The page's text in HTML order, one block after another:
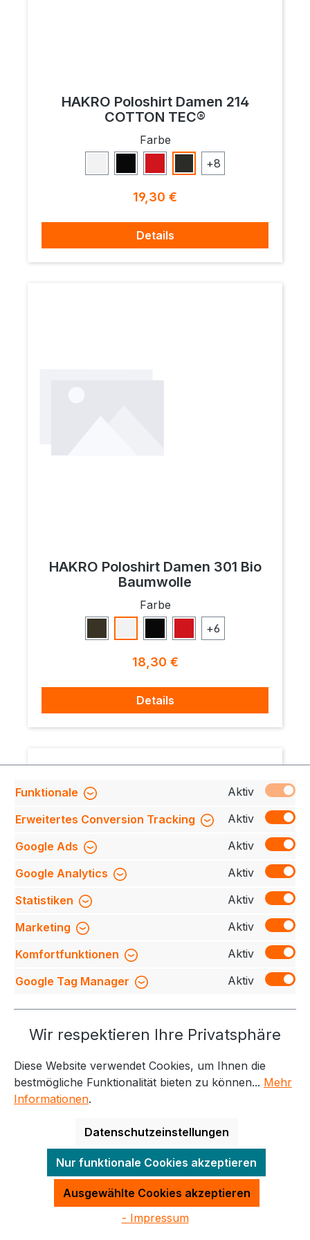
HAKRO Poloshirt Damen 214
COTTON TEC®
Farbeauswählen
Weiß Schwarz
Rot Karbongrau
+8
Regulärer Preis:
19,30 €
Details
HAKRO Poloshirt Damen 301 Bio
Baumwolle
Farbeauswählen
Olive Weiß Schwarz
Rot
+6
Regulärer Preis:
18,30 €
Details
HAKRO T-Shirt Herren 269
Farbeauswählen
Regulärer Preis:
16,50 €
Details
Funktionale
Aktiv
Erweitertes Conversion Tracking
Aktiv
Google Ads
Aktiv
Google Analytics
Aktiv
Statistiken
Aktiv
Marketing
Aktiv
Komfortfunktionen
Aktiv
Google Tag Manager
Aktiv
Wir respektieren Ihre Privatsphäre
Diese Website verwendet Cookies, um Ihnen die
bestmögliche Funktionalität bieten zu können... Mehr
Informationen.
Datenschutzeinstellungen
Nur funktionale Cookies akzeptieren
Ausgewählte Cookies akzeptieren
- Impressum